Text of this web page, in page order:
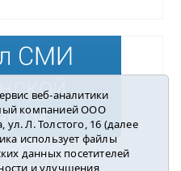
веб-аналитики
компанией ООО
ул. Л. Толстого, 16 (далее
использует файлы
данных посетителей
и улучшения